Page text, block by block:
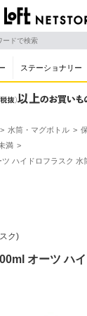
ステーショナリー
水筒・マグボトル
満
ハイドロフラスク 水
ク)
オーツ ハ